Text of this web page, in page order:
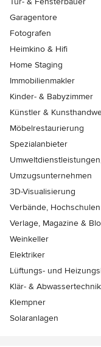
Garagentore
Fotografen
Heimkino & Hifi
Home Staging
Immobilienmakler
Kinder- & Babyzimmer
Künstler &
Möbelrestaurierung
Spezialanbieter
Umzugsunternehmen
3D-Visualisierung
Verbände,
Verlage, Magazine &
Weinkeller
Elektriker
Lüftungs- und
Klär- & Abwassertechnik
Klempner
Solaranlagen